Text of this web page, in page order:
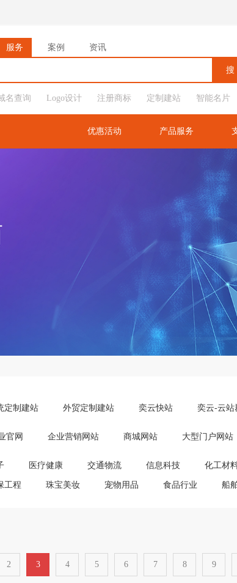
服务 案例 资讯
名查询 Logo设计 注册商标 定制建站 智能名片
优惠活动 产品服务
定制建站 外贸定制建站 奕云快站 奕云-云站
官网 企业营销网站 商城网站 大型门户网站
医疗健康 交通物流 信息科技 化工材
工程 珠宝美妆 宠物用品 食品行业 船
2 3 4 5 6 7 8 9